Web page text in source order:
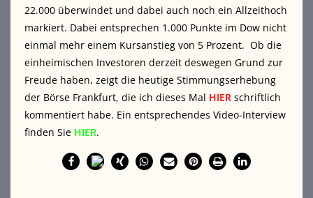
22.000 überwindet und dabei auch noch ein Allzeithoch
markiert. Dabei entsprechen 1.000 Punkte im Dow nicht
einmal mehr einem Kursanstieg von 5 Prozent. Ob die
einheimischen Investoren derzeit deswegen Grund zur
Freude haben, zeigt die heutige Stimmungserhebung
der Börse Frankfurt, die ich dieses Mal HIER schriftlich
kommentiert habe. Ein entsprechendes Video-Interview
finden Sie HIER.